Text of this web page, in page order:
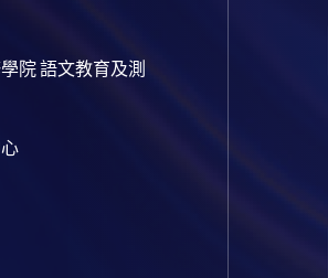
院 語文教育及測